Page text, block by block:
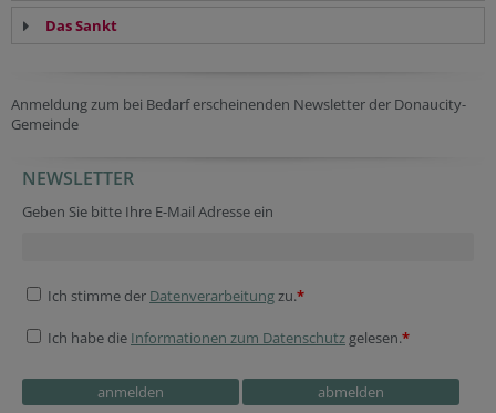
Das Sankt
Anmeldung zum bei Bedarf erscheinenden Newsletter der Donaucity-
Gemeinde
NEWSLETTER
Geben Sie bitte Ihre E-Mail Adresse ein
Ich stimme der Datenverarbeitung zu.*
Ich habe die Informationen zum Datenschutz gelesen.*